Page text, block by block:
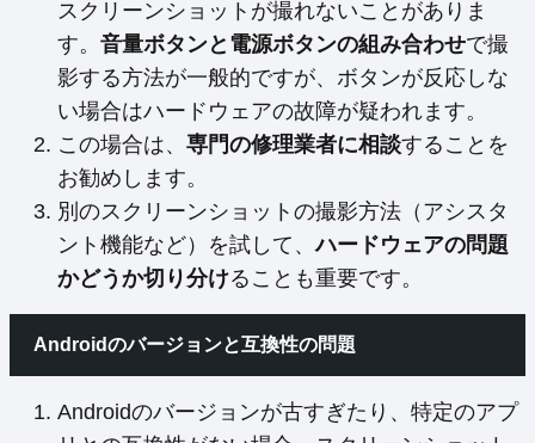
スクリーンショットが撮れないことがありま
す。 音量ボタンと電源ボタンの組み合わせで撮
影する方法が一般的ですが、ボタンが反応しな
い場合はハードウェアの故障が疑われます。
この場合は、 専門の修理業者に相談することを
お勧めします。
別のスクリーンショットの撮影方法（アシスタ
ント機能など）を試して、ハードウェアの問題
かどうか切り分けることも重要です。
Androidのバージョンと互換性の問題
Androidのバージョンが古すぎたり、特定のアプ